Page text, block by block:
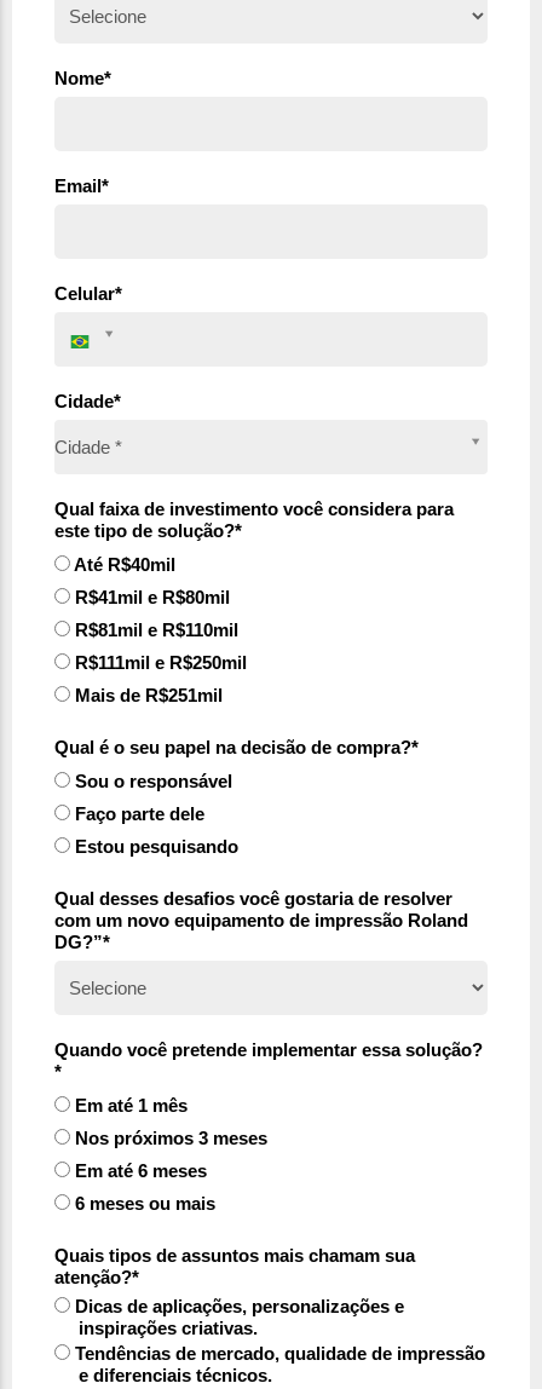
Nome*
Email*
Celular*
Cidade*
Cidade *
Qual faixa de investimento você considera para
este tipo de solução?*
Até R$40mil
R$41mil e R$80mil
R$81mil e R$110mil
R$111mil e R$250mil
Mais de R$251mil
Qual é o seu papel na decisão de compra?*
Sou o responsável
Faço parte dele
Estou pesquisando
Qual desses desafios você gostaria de resolver
com um novo equipamento de impressão Roland
DG?”*
Quando você pretende implementar essa solução?
*
Em até 1 mês
Nos próximos 3 meses
Em até 6 meses
6 meses ou mais
Quais tipos de assuntos mais chamam sua
atenção?*
Dicas de aplicações, personalizações e
inspirações criativas.
Tendências de mercado, qualidade de impressão
e diferenciais técnicos.